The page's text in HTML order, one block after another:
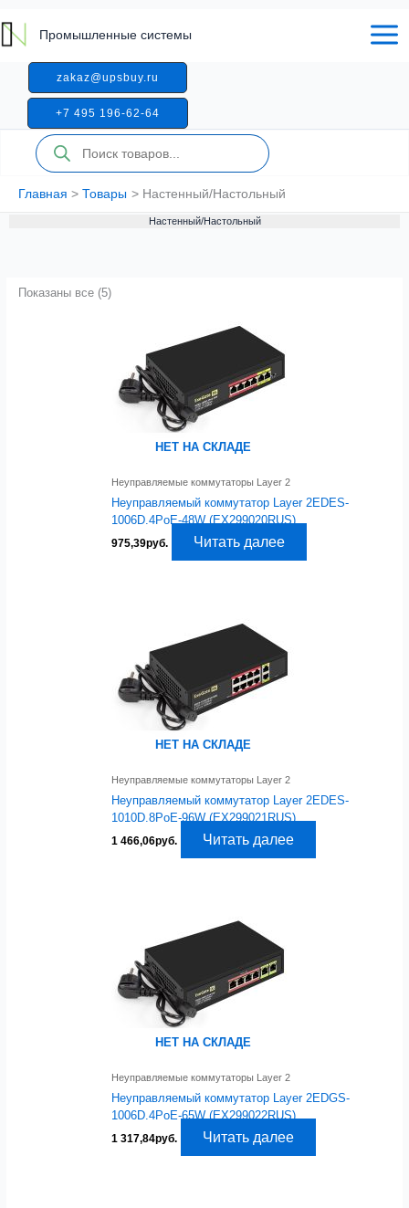
к
содержимому
Промышленные системы
zakaz@upsbuy.ru
+7 495 196-62-64
Поиск
товаров
Главная Товары Настенный/Настольный
Настенный/Настольный
Показаны все (5)
НЕТ НА СКЛАДЕ
Неуправляемые коммутаторы Layer 2
Неуправляемый коммутатор Layer 2EDES-
1006D.4PoE-48W (EX299020RUS)
975,39руб. Читать далее
НЕТ НА СКЛАДЕ
Неуправляемые коммутаторы Layer 2
Неуправляемый коммутатор Layer 2EDES-
1010D.8PoE-96W (EX299021RUS)
1 466,06руб. Читать далее
НЕТ НА СКЛАДЕ
Неуправляемые коммутаторы Layer 2
Неуправляемый коммутатор Layer 2EDGS-
1006D.4PoE-65W (EX299022RUS)
1 317,84руб. Читать далее